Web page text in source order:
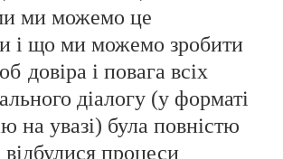
ми можемо це
і що ми можемо зробити
довіра і повага всіх
діалогу (у форматі
на увазі) була повністю
відбулися процеси